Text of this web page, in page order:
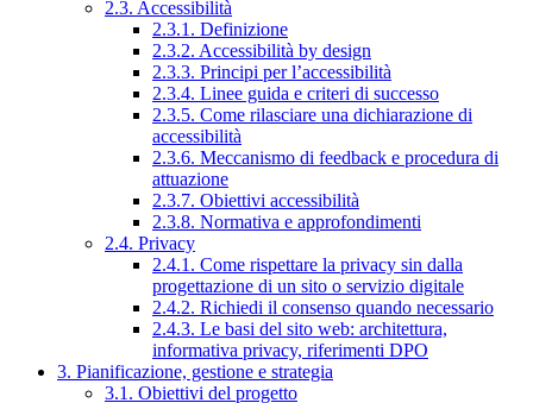
2.3. Accessibilità
2.3.1. Definizione
2.3.2. Accessibilità by design
2.3.3. Principi per l’accessibilità
2.3.4. Linee guida e criteri di successo
2.3.5. Come rilasciare una dichiarazione di
accessibilità
2.3.6. Meccanismo di feedback e procedura di
attuazione
2.3.7. Obiettivi accessibilità
2.3.8. Normativa e approfondimenti
2.4. Privacy
2.4.1. Come rispettare la privacy sin dalla
progettazione di un sito o servizio digitale
2.4.2. Richiedi il consenso quando necessario
2.4.3. Le basi del sito web: architettura,
informativa privacy, riferimenti DPO
3. Pianificazione, gestione e strategia
3.1. Obiettivi del progetto